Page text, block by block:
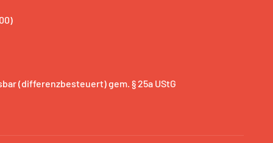
(differenzbesteuert) gem. § 25a UStG